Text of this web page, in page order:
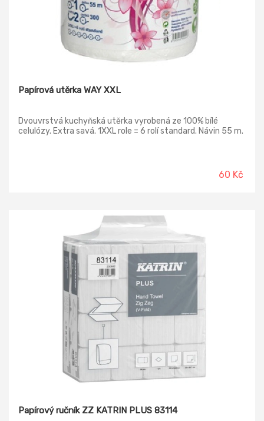
Papírová utěrka WAY XXL
Dvouvrstvá kuchyňská utěrka vyrobená ze 100% bílé
celulózy. Extra savá. 1XXL role = 6 rolí standard. Návin 55 m.
60 Kč
Papírový ručník ZZ KATRIN PLUS 83114